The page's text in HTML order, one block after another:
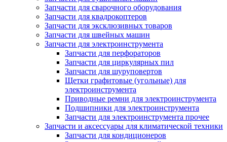
Запчасти для сварочного оборудования
Запчасти для квадрокоптеров
Запчасти для эксклюзивных товаров
Запчасти для швейных машин
Запчасти для электроинструмента
Запчасти для перфораторов
Запчасти для циркулярных пил
Запчасти для шуруповертов
Щетки графитовые (угольные) для
электроинструмента
Приводные ремни для электроинструмента
Подшипники для электроинструмента
Запчасти для электроинструмента прочее
Запчасти и аксессуары для климатической техники
Запчасти для кондиционеров